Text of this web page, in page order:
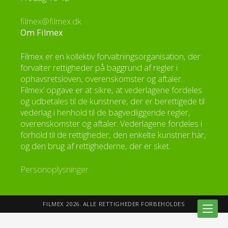
filmex@filmex.dk
Om Filmex
Filmex er en kollektiv forvaltningsorganisation, der
forvalter rettigheder på baggrund af regler i
ophavsretsloven, overenskomster og aftaler.
Filmex’ opgave er at sikre, at vederlagene fordeles
og udbetales til de kunstnere, der er berettigede til
vederlag i henhold til de bagvedliggende regler,
overenskomster og aftaler. Vederlagene fordeles i
forhold til de rettigheder, den enkelte kunstner har,
og den brug af rettighederne, der er sket.
Personoplysninger
FILMEX 2026. ALLE RETTIGHEDER FORBEHOLDES